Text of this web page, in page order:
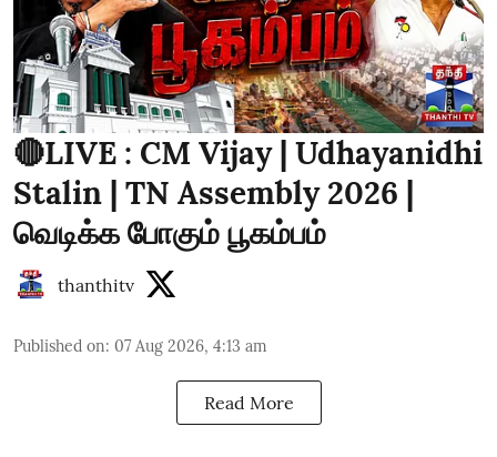
🔴LIVE : CM Vijay | Udhayanidhi
Stalin | TN Assembly 2026 |
வெடிக்க போகும் பூகம்பம்
thanthitv
Published on: 07 Aug 2026, 4:13 am
Read More